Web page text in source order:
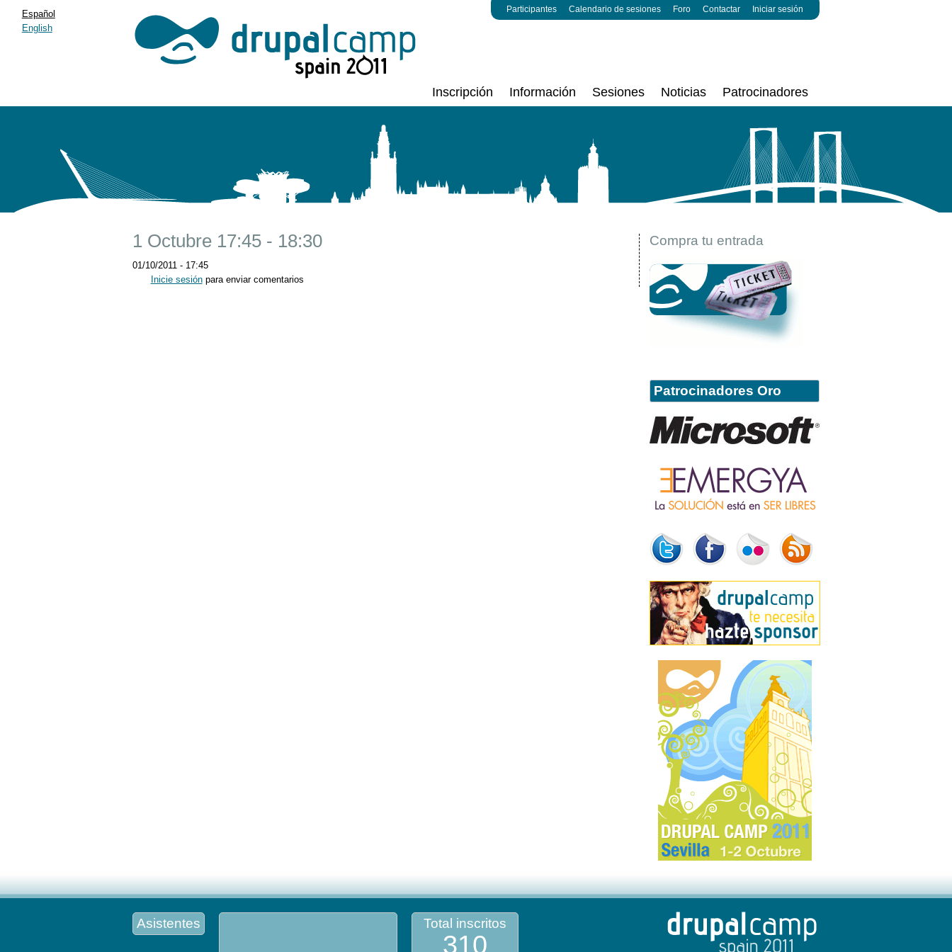
Participantes Calendario de sesiones Foro Contactar Iniciar sesión
Inscripción Información Sesiones Noticias Patrocinadores
Español
English
1 Octubre 17:45 - 18:30
01/10/2011 - 17:45
Inicie sesiónpara enviar comentarios
Compra tu entrada
Patrocinadores Oro
Asistentes Total inscritos
310